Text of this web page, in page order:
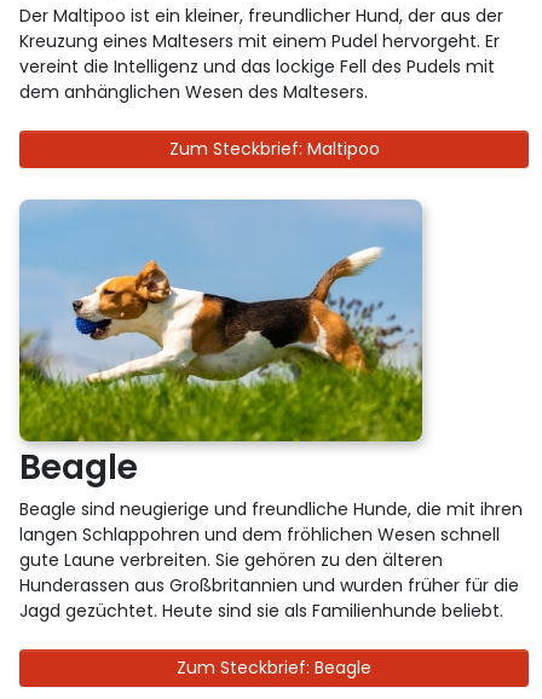
Der Maltipoo ist ein kleiner, freundlicher Hund, der aus der
Kreuzung eines Maltesers mit einem Pudel hervorgeht. Er
vereint die Intelligenz und das lockige Fell des Pudels mit
dem anhänglichen Wesen des Maltesers.
Zum Steckbrief: Maltipoo
Beagle
Beagle sind neugierige und freundliche Hunde, die mit ihren
langen Schlappohren und dem fröhlichen Wesen schnell
gute Laune verbreiten. Sie gehören zu den älteren
Hunderassen aus Großbritannien und wurden früher für die
Jagd gezüchtet. Heute sind sie als Familienhunde beliebt.
Zum Steckbrief: Beagle